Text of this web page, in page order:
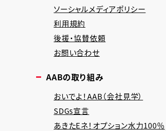
ソーシャルメディアポリシー
利用規約
後援・協賛依頼
お問い合わせ
AABの取り組み
おいでよ！AAB（会社見学）
SDGs宣言
あきたEネ！オプション水力100％